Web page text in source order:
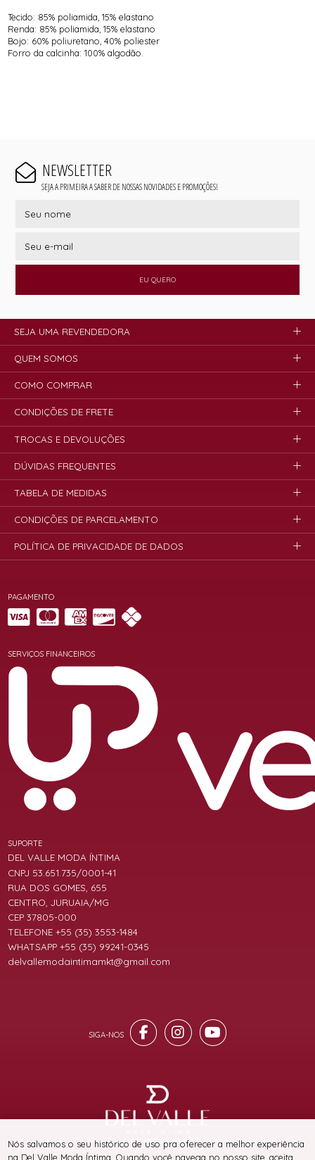
Tecido: 85% poliamida, 15% elastano
Renda: 85% poliamida, 15% elastano
Bojo: 60% poliuretano, 40% poliester
Forro da calcinha: 100% algodão.
NEWSLETTER
SEJA A PRIMEIRA A SABER DE NOSSAS NOVIDADES E PROMOÇÕES!
EU QUERO
PAGAMENTO
SERVIÇOS FINANCEIROS
SUPORTE
DEL VALLE MODA ÍNTIMA
CNPJ 53.651.735/0001-41
RUA DOS GOMES, 655
CENTRO, JURUAIA/MG
CEP 37805-000
TELEFONE +55 (35) 3553-1484
WHATSAPP +55 (35) 99241-0345
delvallemodaintimamkt@gmail.com
SEJA UMA REVENDEDORA
QUEM SOMOS
COMO COMPRAR
CONDIÇÕES DE FRETE
TROCAS E DEVOLUÇÕES
DÚVIDAS FREQUENTES
TABELA DE MEDIDAS
CONDIÇÕES DE PARCELAMENTO
POLÍTICA DE PRIVACIDADE DE DADOS
® TODOS DIREITOS RESERVADOS
Nós salvamos o seu histórico de uso pra oferecer a melhor experiência
na Del Valle Moda Íntima. Quando você navega no nosso site, aceita